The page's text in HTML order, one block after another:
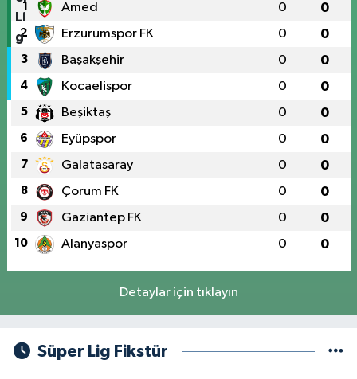
1 Amed 0 0
2 Erzurumspor FK 0 0
3 Başakşehir 0 0
4 Kocaelispor 0 0
5 Beşiktaş 0 0
6 Eyüpspor 0 0
7 Galatasaray 0 0
8 Çorum FK 0 0
9 Gaziantep FK 0 0
10 Alanyaspor 0 0
Detaylar için tıklayın
Süper Lig Fikstür